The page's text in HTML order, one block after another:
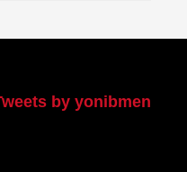
by yonibmen